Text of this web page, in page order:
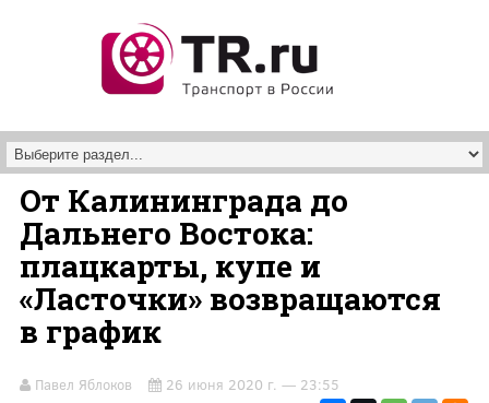
От Калининграда до
Дальнего Востока:
плацкарты, купе и
«Ласточки» возвращаются
в график
Павел Яблоков 26 июня 2020 г. — 23:55